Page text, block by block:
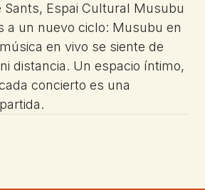
Sants, Espai Cultural Musubu
a un nuevo ciclo: Musubu en
en vivo se siente de
distancia. Un espacio íntimo,
concierto es una